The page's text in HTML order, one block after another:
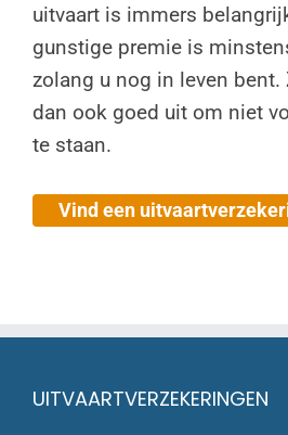
uitvaart is immers
gunstige premie is
zolang u nog in leven bent.
dan ook goed uit om niet
te staan.
Vind een
UITVAARTVERZEKERINGEN